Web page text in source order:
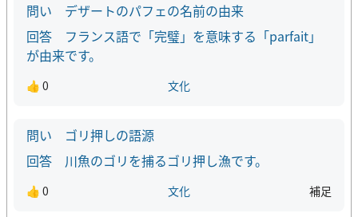
デザートのパフェの名前の由来
フランス語で「完璧」を意味する「parfait」
が由来です。
👍 0 文化
ゴリ押しの語源
川魚のゴリを捕るゴリ押し漁です。
👍 0 文化 補足